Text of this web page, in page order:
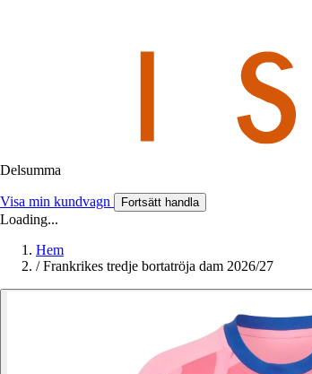
Delsumma
Visa min kundvagn Fortsätt handla
Loading...
Hem
/ Frankrikes tredje bortatröja dam 2026/27